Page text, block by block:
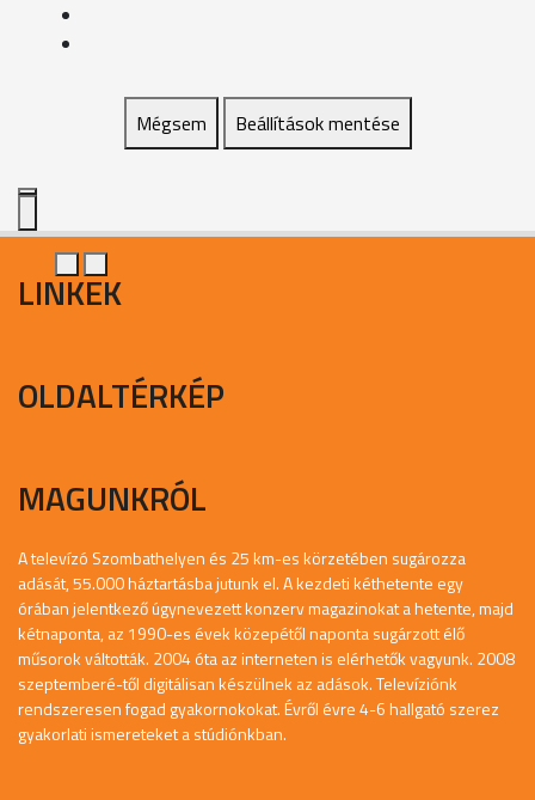
Mégsem Beállítások mentése
LINKEK
OLDALTÉRKÉP
MAGUNKRÓL
A televízó Szombathelyen és 25 km-es körzetében sugározza
adását, 55.000 háztartásba jutunk el. A kezdeti kéthetente egy
órában jelentkező úgynevezett konzerv magazinokat a hetente, majd
kétnaponta, az 1990-es évek közepétől naponta sugárzott élő
műsorok váltották. 2004 óta az interneten is elérhetők vagyunk. 2008
szeptemberé-től digitálisan készülnek az adások. Televíziónk
rendszeresen fogad gyakornokokat. Évről évre 4-6 hallgató szerez
gyakorlati ismereteket a stúdiónkban.